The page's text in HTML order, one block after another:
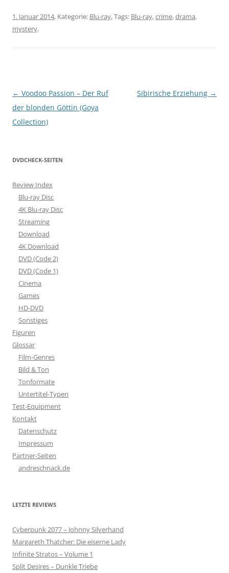
1. Januar 2014, Kategorie: Blu-ray, Tags: Blu-ray,crime,drama,
mystery.
Beitragsnavigation
← Voodoo Passion – Der Ruf
der blonden Göttin (Goya
Collection)
Sibirische Erziehung →
DVDCHECK-SEITEN
Review Index
Blu-ray Disc
4K Blu-ray Disc
Streaming
Download
4K Download
DVD (Code 2)
DVD (Code 1)
Cinema
Games
HD-DVD
Sonstiges
Figuren
Glossar
Film-Genres
Bild & Ton
Tonformate
Untertitel-Typen
Test-Equipment
Kontakt
Datenschutz
Impressum
Partner-Seiten
andreschnack.de
LETZTE REVIEWS
Cyberpunk 2077 – Johnny Silverhand
Margareth Thatcher: Die eiserne Lady
Infinite Stratos – Volume 1
Split Desires – Dunkle Triebe